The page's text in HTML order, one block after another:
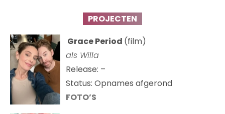
PROJECTEN
Grace Period (film)
als Willa
Release: –
Status: Opnames afgerond
FOTO’S